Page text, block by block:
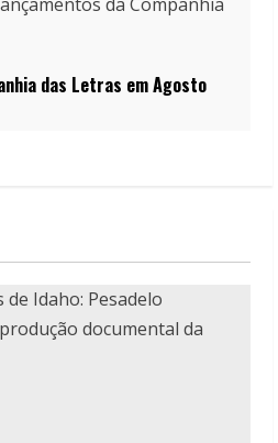
das Letras em Agosto